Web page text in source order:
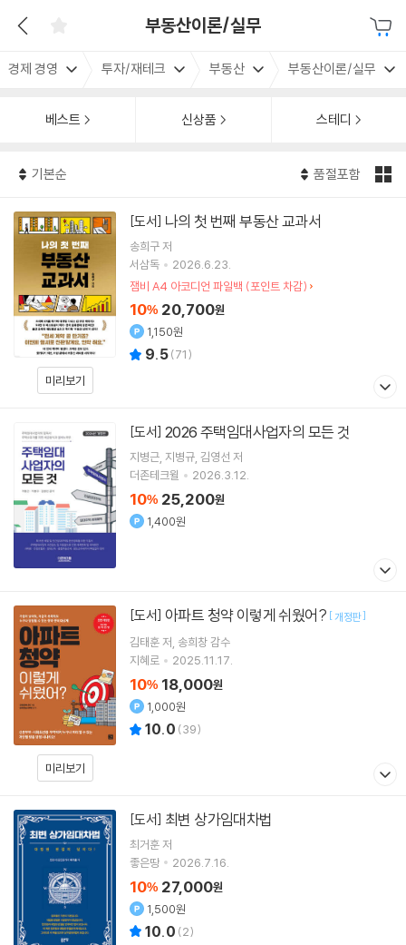
부동산이론/실무
경제 경영 투자/재테크 부동산 부동산이론/실무
베스트 신상품 스테디
기본순 품절포함
미리보기
[도서] 나의 첫 번째 부동산 교과서
송희구저
서삼독
2026.6.23.
잼비 A4 아코디언 파일백 (포인트 차감)
10% 20,700원
1,150원
9.5(71)
[도서] 2026 주택임대사업자의 모든 것
지병근 지병규 김영선 저
더존테크윌
2026.3.12.
10% 25,200원
1,400원
미리보기
[도서] 아파트 청약 이렇게 쉬웠어? [개정판]
김태훈저 송희창감수
지혜로
2025.11.17.
10% 18,000원
1,000원
10.0 (39)
[도서] 최변 상가임대차법
최거훈저
좋은땅
2026.7.16.
10% 27,000원
1,500원
10.0 (2)